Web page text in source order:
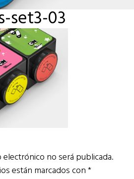
set3-03
no será publicada.
están marcados con*